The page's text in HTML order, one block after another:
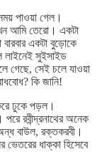
পাওয়া গেল।
আমি তেরো। একটা
একটা বুড়োকে
লাইনেই সুইসাইড
গেছে, সেই চলে যাওয়া
কি জানি!
ঢুকে পড়ল।
রবীন্দ্রনাথের অনেক
বাউল, রক্তকরবী।
ভেতরের ধাক্কা হিসেবে